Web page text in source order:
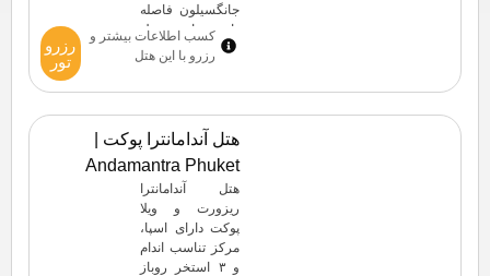
جانگسیلون فاصله
دارند. این هتل
دارای یک استخر
رایگان در فضاهای
گزینه‌های غذاخوری
در محل است.
ساحل کارون ۱۵
دقیقه با ماشین از
هتل Sleep With
Me و شهر پوکت
[…]
کسب اطلاعات بیشتر و
رزرو با این هتل
رزرو
تور
هتل آندامانترا پوکت |
Andamantra Phuket
هتل آندامانترا
ریزورت و ویلا
پوکت دارای اسپا،
مرکز تناسب اندام
و ۳ استخر روباز